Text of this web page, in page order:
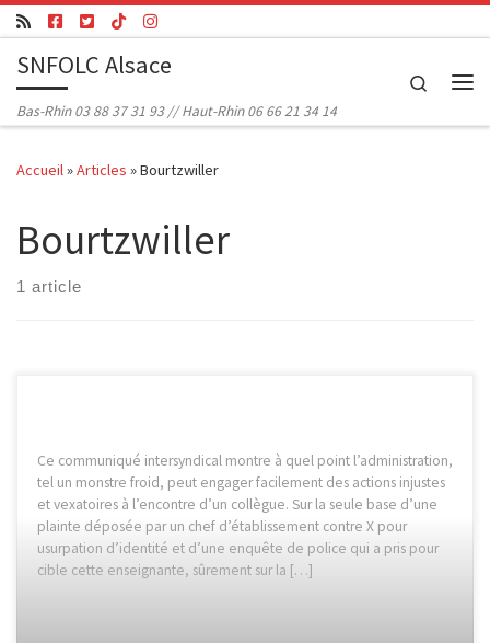
Passer au contenu
SNFOLC Alsace
Bas-Rhin 03 88 37 31 93 // Haut-Rhin 06 66 21 34 14
Search
Accueil»Articles »Bourtzwiller
Bourtzwiller
1 article
Ce communiqué intersyndical montre à quel point l’administration,
tel un monstre froid, peut engager facilement des actions injustes
et vexatoires à l’encontre d’un collègue. Sur la seule base d’une
plainte déposée par un chef d’établissement contre X pour
usurpation d’identité et d’une enquête de police qui a pris pour
cible cette enseignante, sûrement sur la […]